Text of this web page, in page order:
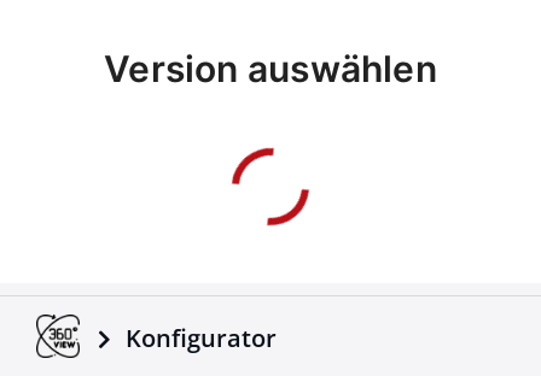
Version auswählen
Konfigurator